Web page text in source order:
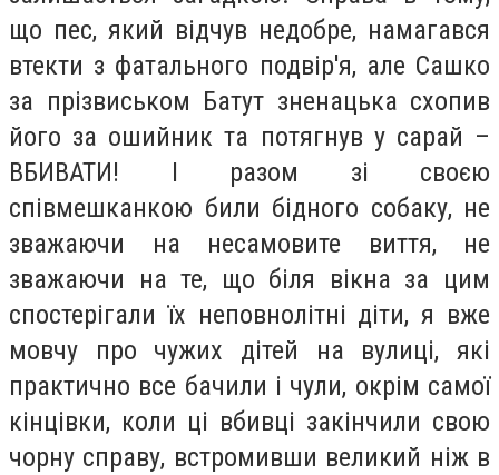
що пес, який відчув недобре, намагався
втекти з фатального подвір'я, але Сашко
за прізвиськом Батут зненацька схопив
його за ошийник та потягнув у сарай –
ВБИВАТИ! І разом зі своєю
співмешканкою били бідного собаку, не
зважаючи на несамовите виття, не
зважаючи на те, що біля вікна за цим
спостерігали їх неповнолітні діти, я вже
мовчу про чужих дітей на вулиці, які
практично все бачили і чули, окрім самої
кінцівки, коли ці вбивці закінчили свою
чорну справу, встромивши великий ніж в